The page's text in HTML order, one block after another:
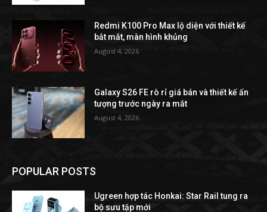
Redmi K100 Pro Max lộ diện với thiết kế
bắt mắt, màn hình khủng
August 4, 2026
Galaxy S26 FE rò rỉ giá bán và thiết kế ấn
tượng trước ngày ra mắt
August 4, 2026
POPULAR POSTS
Ugreen hợp tác Honkai: Star Rail tung ra
bộ sưu tập mới